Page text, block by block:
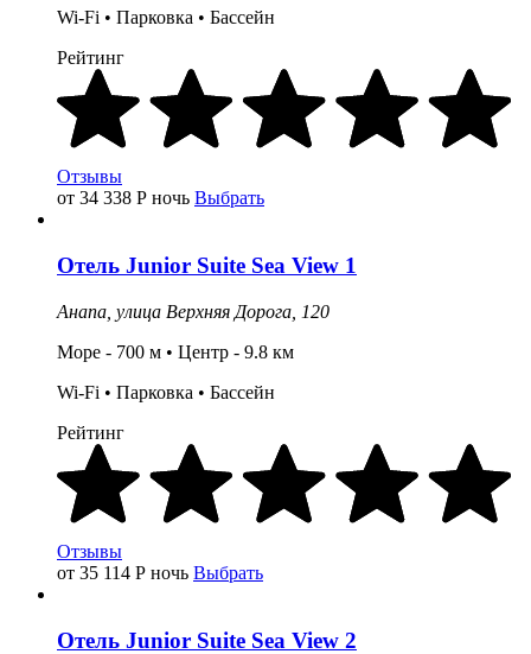
Wi-Fi • Парковка • Бассейн
Рейтинг
Отзывы
от 34 338 Р ночь Выбрать
Отель Junior Suite Sea View 1
Анапа, улица Верхняя Дорога, 120
Море - 700 м • Центр - 9.8 км
Wi-Fi • Парковка • Бассейн
Рейтинг
Отзывы
от 35 114 Р ночь Выбрать
Отель Junior Suite Sea View 2